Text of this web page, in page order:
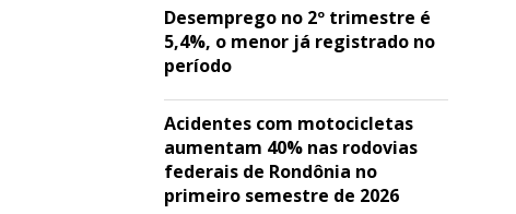
Desemprego no 2º trimestre é
5,4%, o menor já registrado no
período
Acidentes com motocicletas
aumentam 40% nas rodovias
federais de Rondônia no
primeiro semestre de 2026